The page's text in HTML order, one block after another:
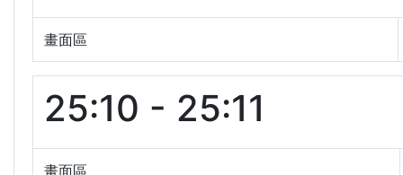
畫面區
25:10 - 25:11
畫面區